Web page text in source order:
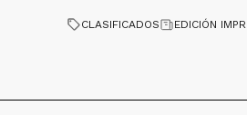
CLASIFICADOS EDICIÓN